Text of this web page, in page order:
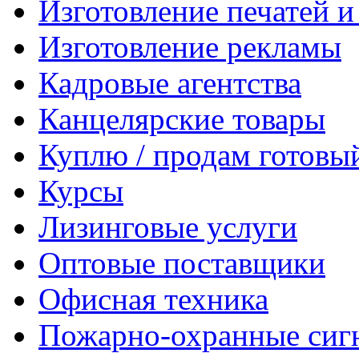
Изготовление печатей
Изготовление рекламы
Кадровые агентства
Канцелярские товары
Куплю / продам
Курсы
Лизинговые услуги
Оптовые поставщики
Офисная техника
Пожарно-охранные